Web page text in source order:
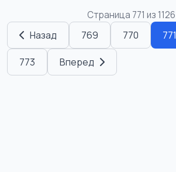
Страница 771 из 1126
Назад 769 770 771
773 Вперед